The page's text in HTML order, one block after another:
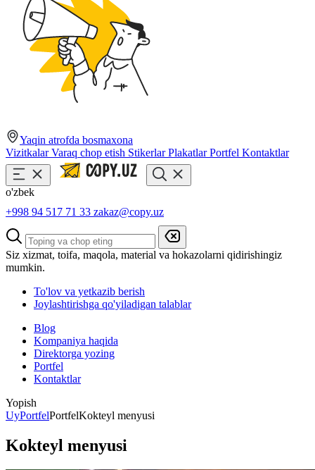
Yaqin atrofda bosmaxona
VizitkalarVaraq chop etish StikerlarPlakatlarPortfel Kontaktlar
o'zbek
+998 94 517 71 33 zakaz@copy.uz
Siz xizmat, toifa, maqola, material va hokazolarni qidirishingiz
mumkin.
To'lov va yetkazib berish
Joylashtirishga qo'yiladigan talablar
Blog
Kompaniya haqida
Direktorga yozing
Portfel
Kontaktlar
Yopish
UyPortfelPortfelKokteyl menyusi
Kokteyl menyusi